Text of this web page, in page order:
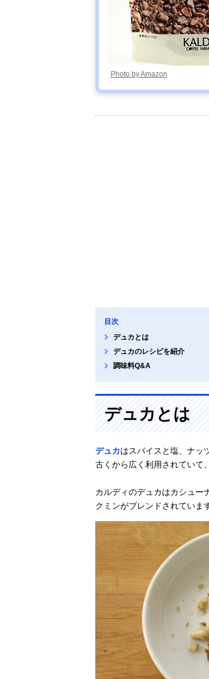
Photo by Amazon
目次
デュカとは
デュカのレシピを紹介
調味料Q&A
デュカとは
デュカはスパイスと塩、ナッ
古くから広く利用されていて
カルディのデュカはカシュー
クミンがブレンドされています